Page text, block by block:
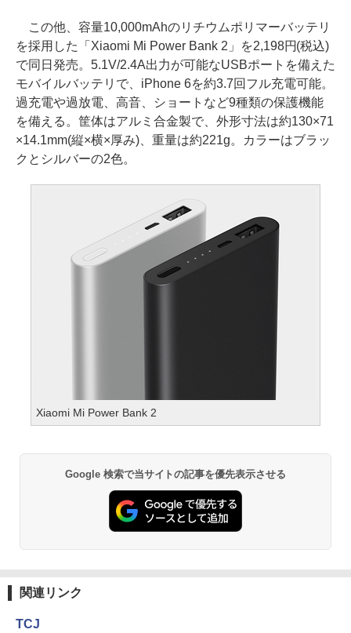
この他、容量10,000mAhのリチウムポリマーバッテリ
を採用した「Xiaomi Mi Power Bank 2」を2,198円(税込)
で同日発売。5.1V/2.4A出力が可能なUSBポートを備えた
モバイルバッテリで、iPhone 6を約3.7回フル充電可能。
過充電や過放電、高音、ショートなど9種類の保護機能
を備える。筐体はアルミ合金製で、外形寸法は約130×71
×14.1mm(縦×横×厚み)、重量は約221g。カラーはブラッ
クとシルバーの2色。
Xiaomi Mi Power Bank 2
Google 検索で当サイトの記事を優先表示させる
関連リンク
TCJ